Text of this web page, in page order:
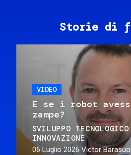
Storie di
VIDEO
E se i robot
zampe?
SVILUPPO
INNOVAZIONE
06 Luglio 2026 Victor Barasuol